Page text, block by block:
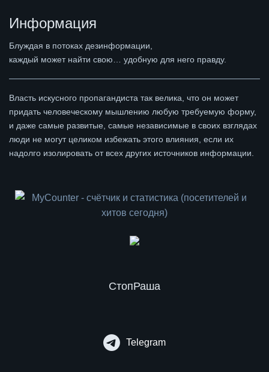
Информация
Блуждая в потоках дезинформации,
каждый может найти свою… удобную для него правду.
Власть искусного пропагандиста так велика, что он может
придать человеческому мышлению любую требуемую форму,
и даже самые развитые, самые независимые в своих взглядах
люди не могут целиком избежать этого влияния, если их
надолго изолировать от всех других источников информации.
СтопРаша
Telegram